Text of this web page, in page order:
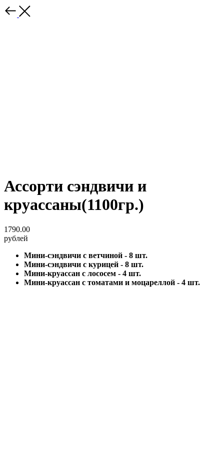
Ассорти сэндвичи и
круассаны(1100гр.)
1790.00
рублей
Мини-сэндвичи с ветчиной - 8 шт.
Мини-сэндвичи с курицей - 8 шт.
Мини-круассан с лососем - 4 шт.
Мини-круассан с томатами и моцареллой - 4 шт.